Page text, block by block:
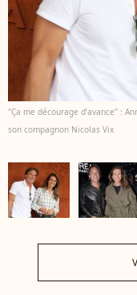
"Ça me décourage d’avance" :
son compagnon Nicolas Vix